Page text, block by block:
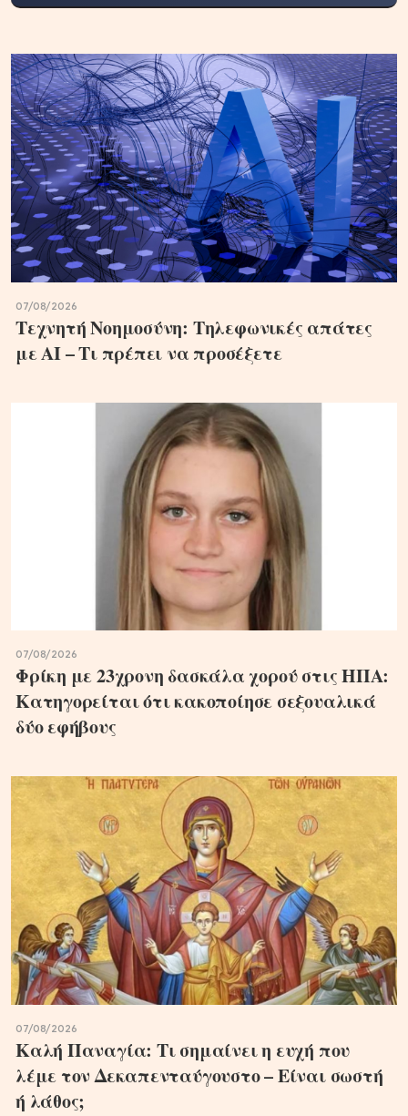
07/08/2026
Τεχνητή Νοημοσύνη: Τηλεφωνικές απάτες
με ΑΙ – Τι πρέπει να προσέξετε
07/08/2026
Φρίκη με 23χρονη δασκάλα χορού στις ΗΠΑ:
Κατηγορείται ότι κακοποίησε σεξουαλικά
δύο εφήβους
07/08/2026
Καλή Παναγία: Τι σημαίνει η ευχή που
λέμε τον Δεκαπενταύγουστο – Είναι σωστή
ή λάθος;